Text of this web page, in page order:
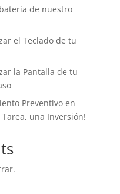
de nuestro
el Teclado de tu
la Pantalla de tu
Preventivo en
una Inversión!